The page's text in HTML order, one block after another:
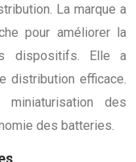
La marque a
pour améliorer la
dispositifs. Elle a
distribution efficace.
des
des batteries.